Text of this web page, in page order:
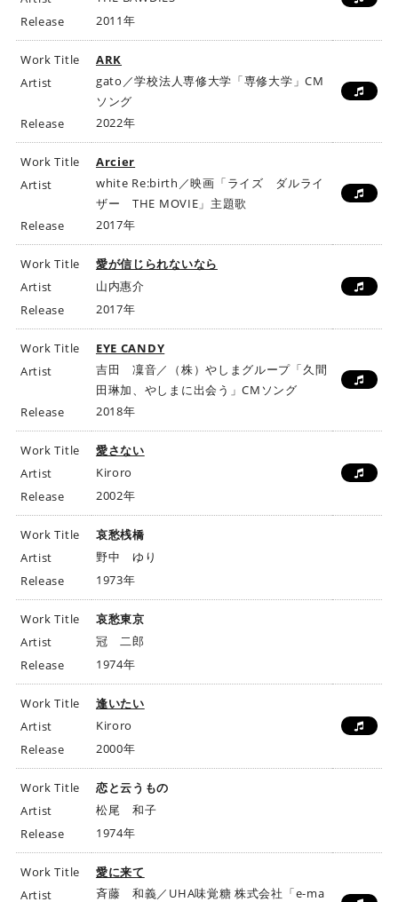
タ
ジ
ツ
社
Release
2011年
Work Title
ARK
Artist
gato／学校法人専修大学「専修大学」CM
ソング
Release
2022年
Work Title
Arcier
Artist
white Re:birth／映画「ライズ ダルライ
ザー THE MOVIE」主題歌
Release
2017年
Work Title
愛が信じられないなら
Artist
山内惠介
Release
2017年
Work Title
EYE CANDY
Artist
吉田 凜音／（株）やしまグループ「久間
田琳加、やしまに出会う」CMソング
Release
2018年
Work Title
愛さない
Artist
Kiroro
Release
2002年
Work Title
哀愁桟橋
Artist
野中 ゆり
Release
1973年
Work Title
哀愁東京
Artist
冠 二郎
Release
1974年
Work Title
逢いたい
Artist
Kiroro
Release
2000年
Work Title
恋と云うもの
Artist
松尾 和子
Release
1974年
Work Title
愛に来て
Artist
斉藤 和義／UHA味覚糖 株式会社「e-ma